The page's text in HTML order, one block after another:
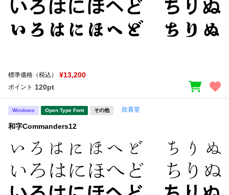
標準価格（税込） ¥13,200
ポイント 120pt
Windows Open Type Font その他 欣喜堂
和字Commanders12